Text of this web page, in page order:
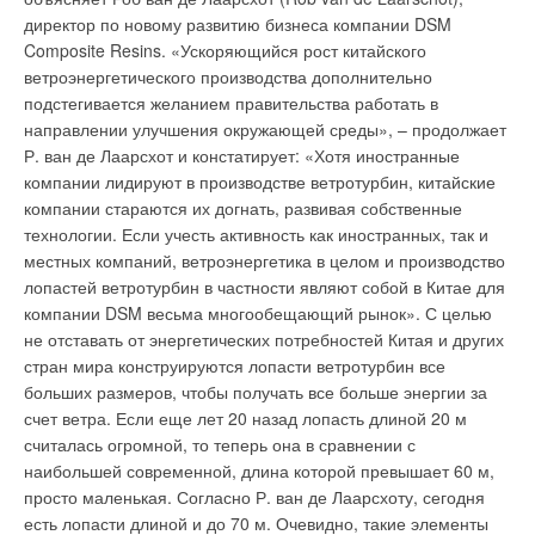
директор по новому развитию бизнеса компании DSM
Composite Resins. «Ускоряющийся рост китайского
ветроэнергетического производства дополнительно
подстегивается желанием правительства работать в
направлении улучшения окружающей среды», – продолжает
Р. ван де Лаарсхот и констатирует: «Хотя иностранные
компании лидируют в производстве ветротурбин, китайские
компании стараются их догнать, развивая собственные
технологии. Если учесть активность как иностранных, так и
местных компаний, ветроэнергетика в целом и производство
лопастей ветротурбин в частности являют собой в Китае для
компании DSM весьма многообещающий рынок». С целью
не отставать от энергетических потребностей Китая и других
стран мира конструируются лопасти ветротурбин все
больших размеров, чтобы получать все больше энергии за
счет ветра. Если еще лет 20 назад лопасть длиной 20 м
считалась огромной, то теперь она в сравнении с
наибольшей современной, длина которой превышает 60 м,
просто маленькая. Согласно Р. ван де Лаарсхоту, сегодня
есть лопасти длиной и до 70 м. Очевидно, такие элементы
М производства ОАО "Монастырищенский
машиностроительный завод" (входит в группу компаний,
работающих под брендом ПГ "Генерация"). Проектом
предусмотрена возможность увеличения
производительности котельной до 10 тонн пара в час за счет
поставки дополнительных блоков. Этот заказ является
продолжением давнего сотрудничества ПГ "Генерации" и
предприятия Хабаровского края. В сентябре 2003 года ПГ
"Генерация" уже поставляла для ЗАО "Гаваньбункер"
подобную блочно-модульную котельную установку УКМ-5
ПМ. В июле 2006 года в рамках реконструкции этой
котельной был изготовлен дополнительный блок с котлом
Е-2,5-0,9 М, после чего производительность котельной
установки возросла до 7,5 тонн в час.
Уведомления отключены
Комментарии
энергетических ресурсов, улучшить экологическую
обстановку. Реализация целевой программы по
энергосбережению позволит: внедрить современные
энергосберегающие технологии; контролировать количество
и качество потребляемой энергии, создавать условия для её
экономии; снизить затраты бюджета города и населения за
коммунальные услуги; обеспечить экономическую
заинтересованность энергопотребителей в экономии
энергетических ресурсов; обеспечить улучшение
экологической обстановки и повышение экологической
безопасности в городе. Реконструкция муниципальных
котельных в рамках целевой программы предполагает
использование пластинчатых теплообменников (ПТО).
Пластинчатые теплообменники выгодно отличаются в
сравнении с их технологическими предшественниками –
кожухотрубными теплообменниками – по технико-
экономическим показателям. Они позволяют: экономить или
высвобождать площади; эффективно решать задачи
энергосбережения; компоновать и создавать блочные
изделия (тепловые пункты, котельные); повышать